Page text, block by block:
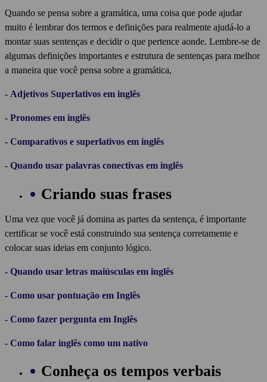
Quando se pensa sobre a gramática, uma coisa que pode ajudar
muito é lembrar dos termos e definições para realmente ajudá-lo a
montar suas sentenças e decidir o que pertence aonde. Lembre-se de
algumas definições importantes e estrutura de sentenças para melhor
a maneira que você pensa sobre a gramática,
- Adjetivos Superlativos em inglês
- Pronomes em inglês
- Comparativos e superlativos em inglês
- Quando usar palavras conectivas em inglês
Criando suas frases
Uma vez que você já domina as partes da sentença, é importante
certificar se você está construindo sua sentença corretamente e
colocar suas ideias em conjunto lógico.
- Quando usar letras maiúsculas em inglês
- Como usar pontuação em Inglês
- Como fazer pergunta em Inglês
- Como falar inglês como um nativo
Conheça os tempos verbais